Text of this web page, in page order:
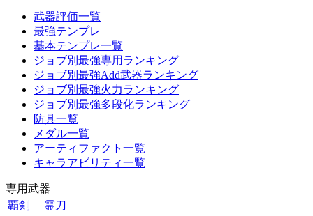
武器評価一覧
最強テンプレ
基本テンプレ一覧
ジョブ別最強専用ランキング
ジョブ別最強Add武器ランキング
ジョブ別最強火力ランキング
ジョブ別最強多段化ランキング
防具一覧
メダル一覧
アーティファクト一覧
キャラアビリティ一覧
専用武器
覇剣
霊刀